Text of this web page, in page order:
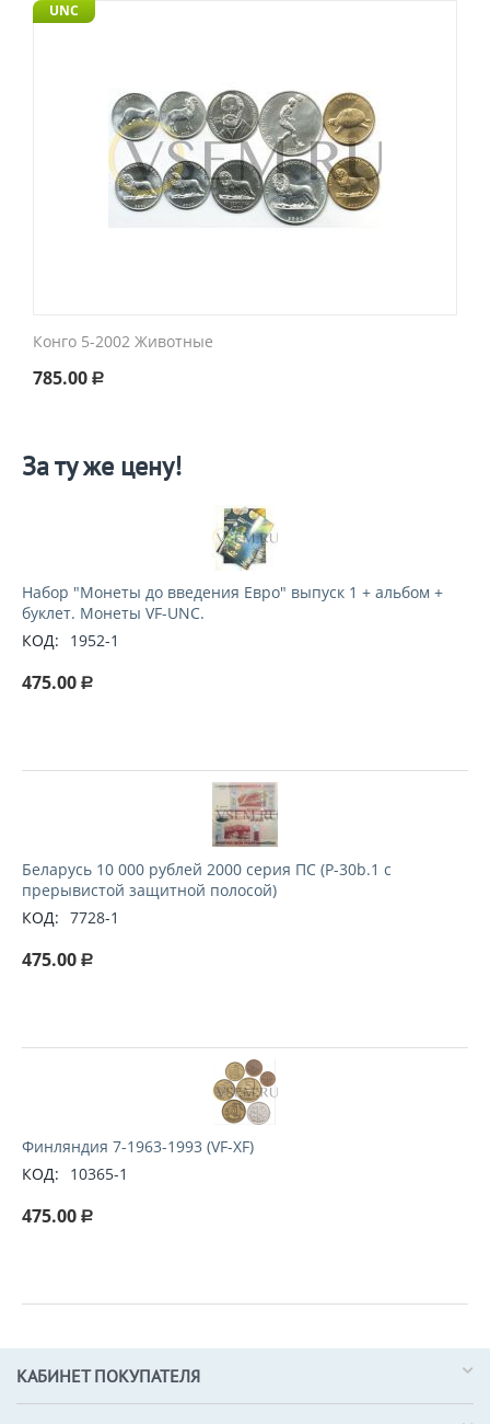
UNC
Конго 5-2002 Животные
785.00 Р
За ту же цену!
Набор "Монеты до введения Евро" выпуск 1 + альбом +
буклет. Монеты VF-UNC.
КОД:
1952-1
475.00 Р
Беларусь 10 000 рублей 2000 серия ПС (P-30b.1 с
прерывистой защитной полосой)
КОД: 7728-1
475.00 Р
Финляндия 7-1963-1993 (VF-XF)
КОД:
10365-1
475.00 Р
КАБИНЕТ ПОКУПАТЕЛЯ